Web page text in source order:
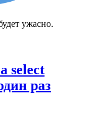
ужасно.
select
раз